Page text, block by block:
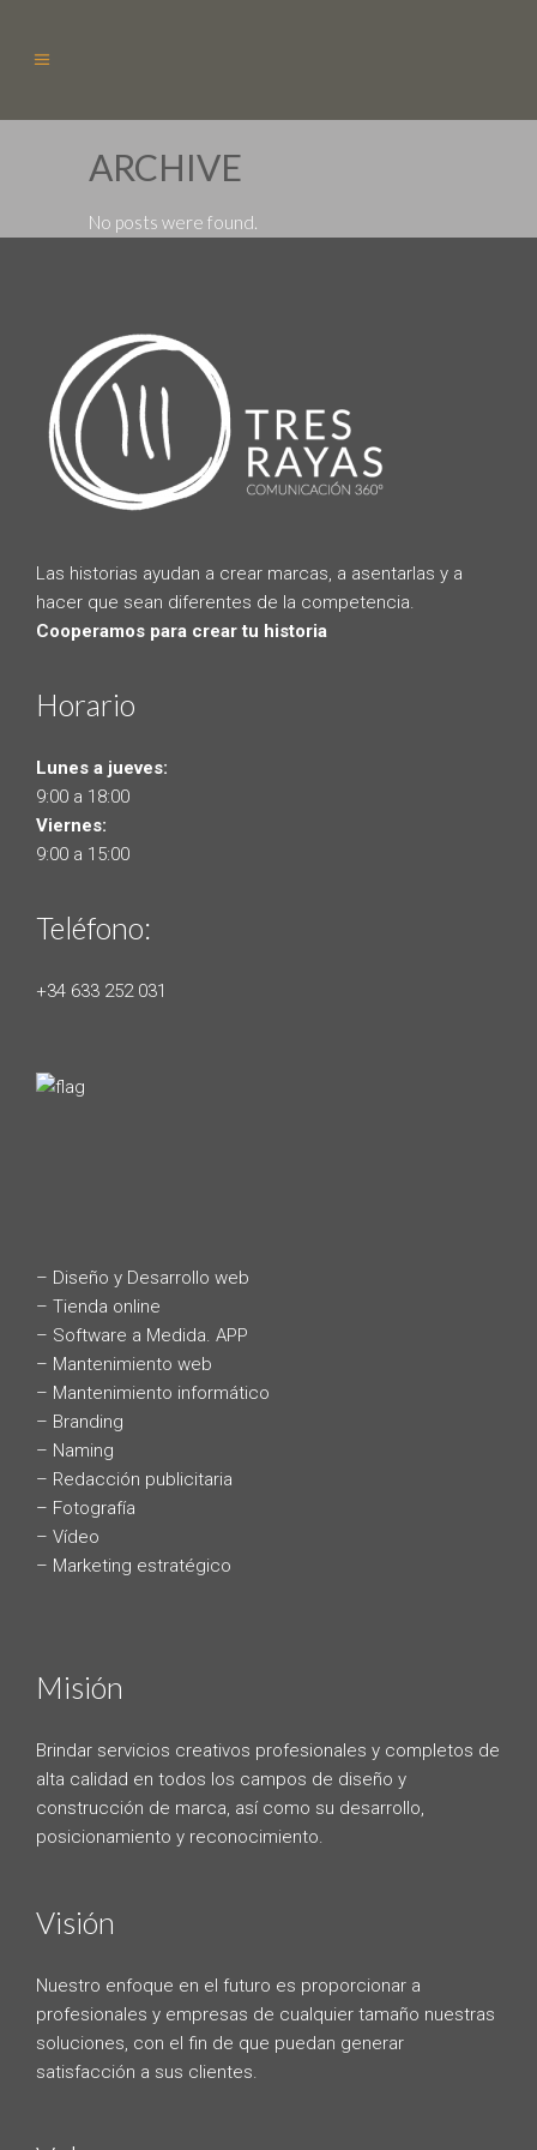
ARCHIVE
No posts were found.
Las historias ayudan a crear marcas, a asentarlas y a
hacer que sean diferentes de la competencia.
Cooperamos para crear tu historia
Horario
Lunes a jueves:
9:00 a 18:00
Viernes:
9:00 a 15:00
Teléfono:
+34 633 252 031
– Diseño y Desarrollo web
– Tienda online
– Software a Medida. APP
– Mantenimiento web
– Mantenimiento informático
– Branding
– Naming
– Redacción publicitaria
– Fotografía
– Vídeo
– Marketing estratégico
Misión
Brindar servicios creativos profesionales y completos de
alta calidad en todos los campos de diseño y
construcción de marca, así como su desarrollo,
posicionamiento y reconocimiento.
Visión
Nuestro enfoque en el futuro es proporcionar a
profesionales y empresas de cualquier tamaño nuestras
soluciones, con el fin de que puedan generar
satisfacción a sus clientes.